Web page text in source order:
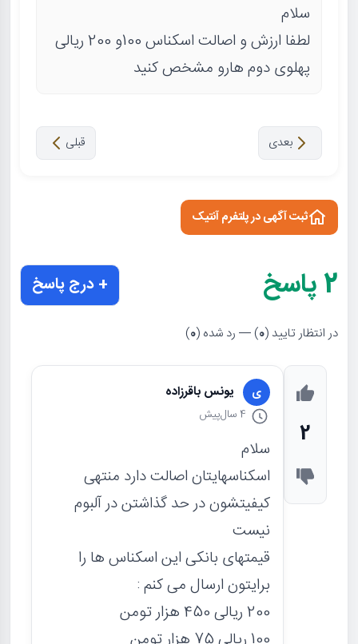
سلام
لطفا ارزش و اصالت اسکناس 100و 200 ریالی
پهلوی دوم هارو مشخص کنید
قبلی بعدی
ثبت آگهی در پلتفرم آنتیک
2پاسخ + درج پاسخ
در انتظار تایید (0) — رد شده (0
)
2
ی یونس باقرزاده
4 سال پیش
سلام
اسکناسهایتان اصالت دارد منتهی
کیفیتشون در حد گذاشتن در آلبوم
نیست
قیمتهای بانکی این اسکناس ها را
برایتون ارسال می کنم :
200 ریالی 450 هزار تومن